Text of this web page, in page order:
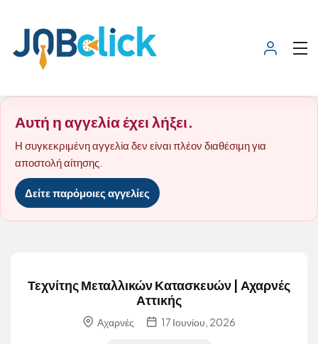
Αυτή η αγγελία έχει λήξει.
Η συγκεκριμένη αγγελία δεν είναι πλέον διαθέσιμη για
αποστολή αίτησης.
Δείτε παρόμοιες αγγελίες
Τεχνίτης Μεταλλικών Κατασκευών | Αχαρνές
Αττικής
Αχαρνές 17 Ιουνίου, 2026